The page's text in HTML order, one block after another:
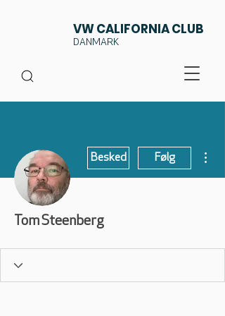
VW CALIFORNIA CLUB
DANMARK
Besked Følg
Tom Steenberg